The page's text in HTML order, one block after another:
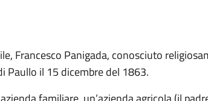
Francesco Panigada, conosciuto
Paullo il 15 dicembre del 1863.